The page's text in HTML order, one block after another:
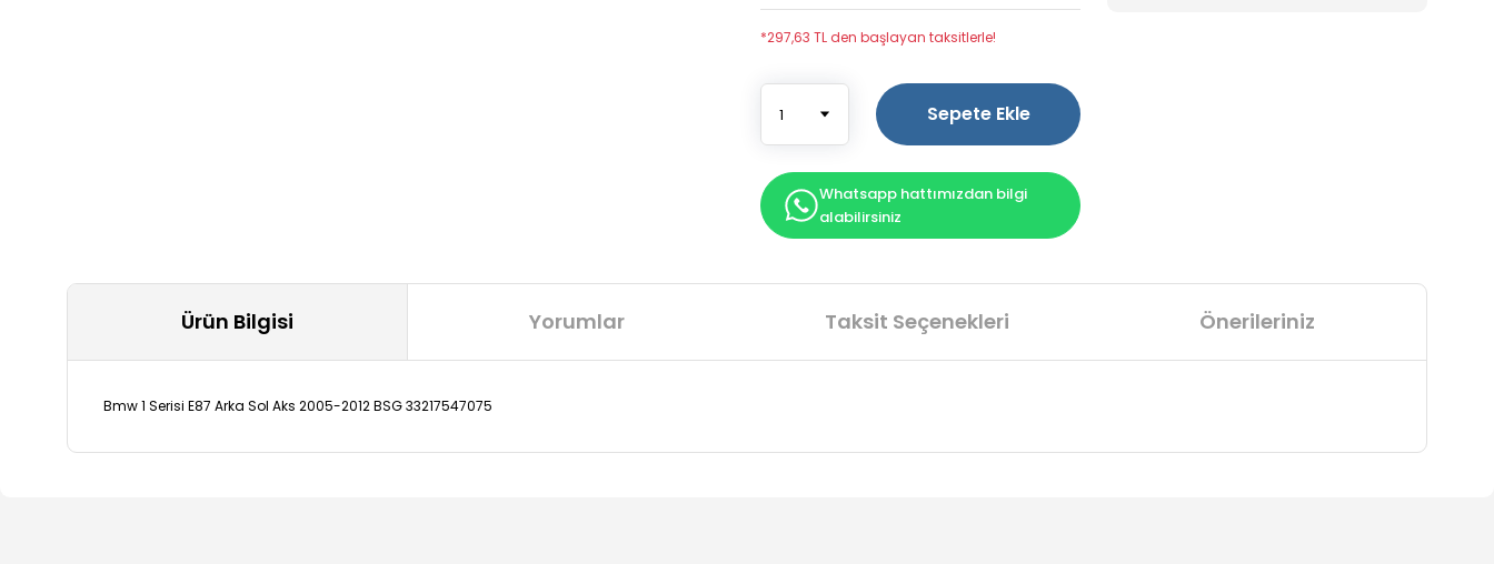
*297,63 TL den başlayan taksitlerle!
Sepete Ekle
Whatsapp hattımızdan bilgi
alabilirsiniz
Ürün Bilgisi Yorumlar Taksit Seçenekleri Önerileriniz
Bmw 1 Serisi E87 Arka Sol Aks 2005-2012 BSG 33217547075